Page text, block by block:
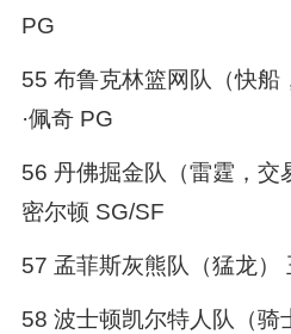
PG
55 布鲁克林篮网队（快船
·佩奇 PG
56 丹佛掘金队（雷霆，交
密尔顿 SG/SF
57 孟菲斯灰熊队（猛龙）
58 波士顿凯尔特人队（骑